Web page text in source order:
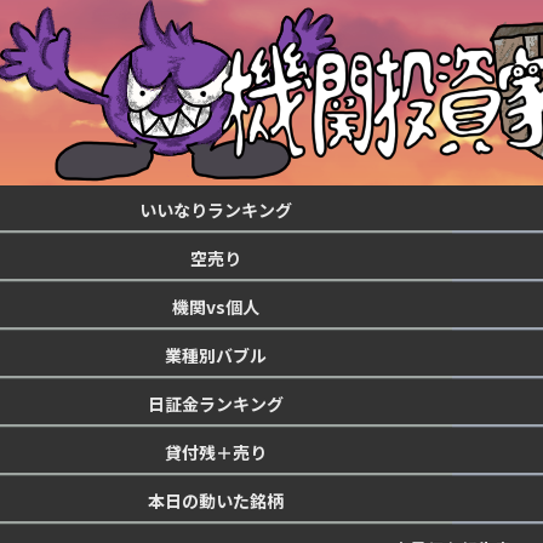
いいなりランキング
空売り
機関vs個人
業種別バブル
日証金ランキング
貸付残＋売り
本日の動いた銘柄